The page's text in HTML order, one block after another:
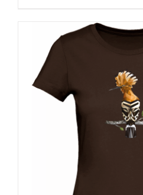
se
pueden
elegir
la
página